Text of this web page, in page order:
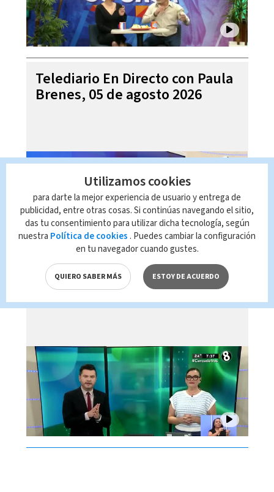
Telediario En Directo con Paula
Brenes, 05 de agosto 2026
Noticias Telediario Estelar, 04
de agosto 2026
Utilizamos cookies
para darte la mejor experiencia de usuario y entrega de
publicidad, entre otras cosas. Si continúas navegando el sitio,
das tu consentimiento para utilizar dicha tecnología, según
nuestra Política de cookies . Puedes cambiar la configuración
en tu navegador cuando gustes.
QUIERO SABER MÁS ESTOY DE ACUERDO